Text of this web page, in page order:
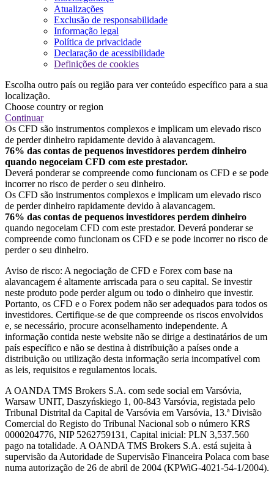
Atualizações
Exclusão de responsabilidade
Informação legal
Política de privacidade
Declaração de acessibilidade
Definições de cookies
Escolha outro país ou região para ver conteúdo específico para a sua
localização.
Choose country or region
Continuar
Os CFD são instrumentos complexos e implicam um elevado risco
de perder dinheiro rapidamente devido à alavancagem.
76% das contas de pequenos investidores perdem dinheiro
quando negoceiam CFD com este prestador.
Deverá ponderar se compreende como funcionam os CFD e se pode
incorrer no risco de perder o seu dinheiro.
Os CFD são instrumentos complexos e implicam um elevado risco
de perder dinheiro rapidamente devido à alavancagem.
76% das contas de pequenos investidores perdem dinheiro
quando negoceiam CFD com este prestador. Deverá ponderar se
compreende como funcionam os CFD e se pode incorrer no risco de
perder o seu dinheiro.
Aviso de risco: A negociação de CFD e Forex com base na
alavancagem é altamente arriscada para o seu capital. Se investir
neste produto pode perder algum ou todo o dinheiro que investir.
Portanto, os CFD e o Forex podem não ser adequados para todos os
investidores. Certifique-se de que compreende os riscos envolvidos
e, se necessário, procure aconselhamento independente. A
informação contida neste website não se dirige a destinatários de um
país específico e não se destina à distribuição a países onde a
distribuição ou utilização desta informação seria incompatível com
as leis, requisitos e regulamentos locais.
A OANDA TMS Brokers S.A. com sede social em Varsóvia,
Warsaw UNIT, Daszyńskiego 1, 00-843 Varsóvia, registada pelo
Tribunal Distrital da Capital de Varsóvia em Varsóvia, 13.ª Divisão
Comercial do Registo do Tribunal Nacional sob o número KRS
0000204776, NIP 5262759131, Capital inicial: PLN 3,537.560
pago na totalidade. A OANDA TMS Brokers S.A. está sujeita à
supervisão da Autoridade de Supervisão Financeira Polaca com base
numa autorização de 26 de abril de 2004 (KPWiG-4021-54-1/2004).